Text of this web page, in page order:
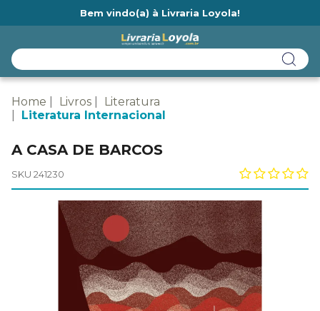
Bem vindo(a) à Livraria Loyola!
Home Livros
Literatura
Literatura Internacional
A CASA DE BARCOS
SKU 241230